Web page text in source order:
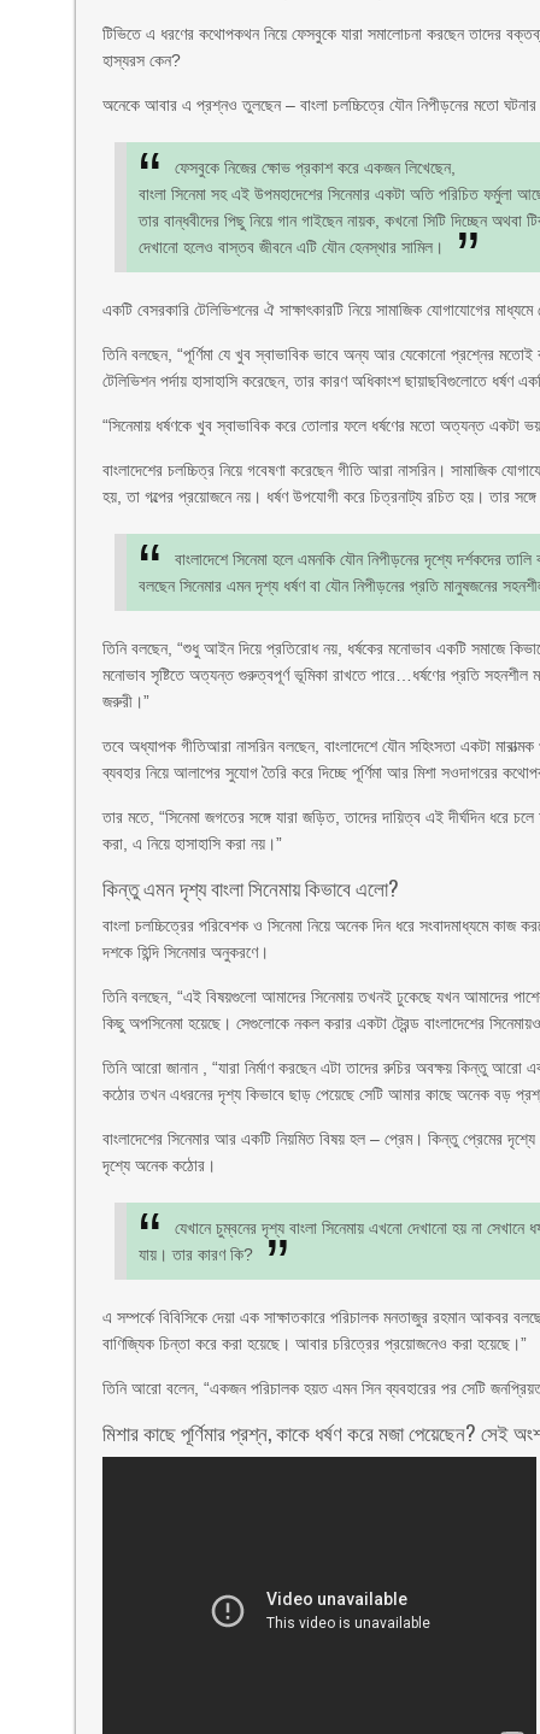
টিভিতে এ ধরণের কথোপকথন নিয়ে ফেসবুকে যারা সমালোচনা করছেন তাদের
হাস্যরস কেন?
অনেকে আবার এ প্রশ্নও তুলছেন – বাংলা চলচ্চিত্রে যৌন নিপীড়নের মতো
ফেসবুকে নিজের ক্ষোভ প্রকাশ করে একজন লিখেছেন,
বাংলা সিনেমা সহ এই উপমহাদেশের সিনেমার একটা অতি পরিচিত ফর্মুলা
তার বান্ধবীদের পিছু নিয়ে গান গাইছেন নায়ক, কখনো সিটি দিচ্ছেন অথবা
দেখানো হলেও বাস্তব জীবনে এটি যৌন হেনস্থার সামিল।
একটি বেসরকারি টেলিভিশনের ঐ সাক্ষাৎকারটি নিয়ে সামাজিক যোগাযোগের
তিনি বলছেন, “পূর্ণিমা যে খুব স্বাভাবিক ভাবে অন্য আর যেকোনো প্রশ্নের মতোই
টেলিভিশন পর্দায় হাসাহাসি করেছেন, তার কারণ অধিকাংশ ছায়াছবিগুলোতে ধর্ষণ
“সিনেমায় ধর্ষণকে খুব স্বাভাবিক করে তোলার ফলে ধর্ষণের মতো অত্যন্ত একটা
বাংলাদেশের চলচ্চিত্র নিয়ে গবেষণা করেছেন গীতি আরা নাসরিন। সামাজিক
হয়, তা গল্পের প্রয়োজনে নয়। ধর্ষণ উপযোগী করে চিত্রনাট্য রচিত হয়। তার সঙ্গে
বাংলাদেশে সিনেমা হলে এমনকি যৌন নিপীড়নের দৃশ্যে দর্শকদের
বলছেন সিনেমার এমন দৃশ্য ধর্ষণ বা যৌন নিপীড়নের প্রতি মানুষজনের
তিনি বলছেন, “শুধু আইন দিয়ে প্রতিরোধ নয়, ধর্ষকের মনোভাব একটি সমাজে
মনোভাব সৃষ্টিতে অত্যন্ত গুরুত্বপূর্ণ ভূমিকা রাখতে পারে…ধর্ষণের প্রতি
জরুরী।”
তবে অধ্যাপক গীতিআরা নাসরিন বলছেন, বাংলাদেশে যৌন সহিংসতা একটা
ব্যবহার নিয়ে আলাপের সুযোগ তৈরি করে দিচ্ছে পূর্ণিমা আর মিশা সওদাগরের
তার মতে, “সিনেমা জগতের সঙ্গে যারা জড়িত, তাদের দায়িত্ব এই দীর্ঘদিন ধরে
করা, এ নিয়ে হাসাহাসি করা নয়।”
কিন্তু এমন দৃশ্য বাংলা সিনেমায় কিভাবে এলো?
বাংলা চলচ্চিত্রের পরিবেশক ও সিনেমা নিয়ে অনেক দিন ধরে সংবাদমাধ্যমে কাজ
দশকে হিন্দি সিনেমার অনুকরণে।
তিনি বলছেন, “এই বিষয়গুলো আমাদের সিনেমায় তখনই ঢুকেছে যখন আমাদের
কিছু অপসিনেমা হয়েছে। সেগুলোকে নকল করার একটা ট্রেন্ড বাংলাদেশের
তিনি আরো জানান , “যারা নির্মাণ করছেন এটা তাদের রুচির অবক্ষয় কিন্তু আরো
কঠোর তখন এধরনের দৃশ্য কিভাবে ছাড় পেয়েছে সেটি আমার কাছে অনেক বড়
বাংলাদেশের সিনেমার আর একটি নিয়মিত বিষয় হল – প্রেম। কিন্তু প্রেমের
দৃশ্যে অনেক কঠোর।
যেখানে চুম্বনের দৃশ্য বাংলা সিনেমায় এখনো দেখানো হয় না সেখানে
যায়। তার কারণ কি?
এ সম্পর্কে বিবিসিকে দেয়া এক সাক্ষাতকারে পরিচালক মনতাজুর রহমান আকবর
বাণিজ্যিক চিন্তা করে করা হয়েছে। আবার চরিত্রের প্রয়োজনেও করা হয়েছে।”
তিনি আরো বলেন, “একজন পরিচালক হয়ত এমন সিন ব্যবহারের পর সেটি
মিশার কাছে পূর্ণিমার প্রশ্ন, কাকে ধর্ষণ করে মজা পেয়েছেন? সেই